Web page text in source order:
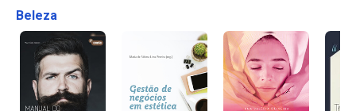
Beleza